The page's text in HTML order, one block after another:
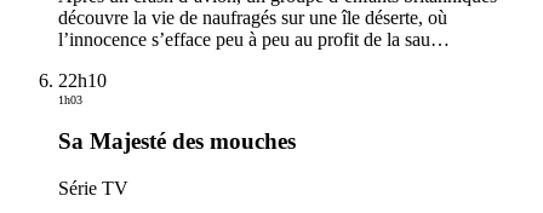
découvre la vie de naufragés sur une île déserte, où
l’innocence s’efface peu à peu au profit de la sau…
22h10
1h03
Sa Majesté des mouches
Série TV